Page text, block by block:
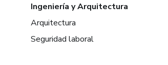
Ingeniería y Arquitectura
Arquitectura
Seguridad laboral